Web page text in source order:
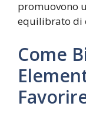
promuovono
equilibrato di
Come